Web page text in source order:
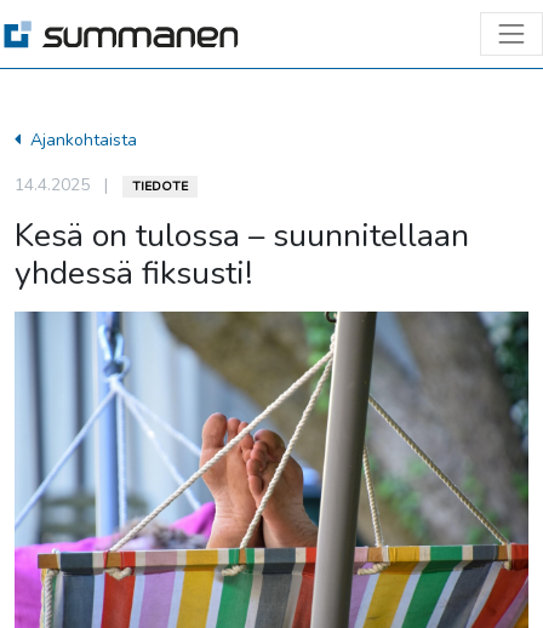
Ajankohtaista
14.4.2025
| TIEDOTE
Kesä on tulossa – suunnitellaan
yhdessä fiksusti!